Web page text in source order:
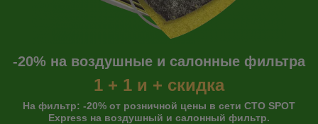
-20% на воздушные и салонные фильтра
1 + 1 и + скидка
На фильтр: -20% от розничной цены в сети СТО SPOT
Express на воздушный и салонный фильтр.